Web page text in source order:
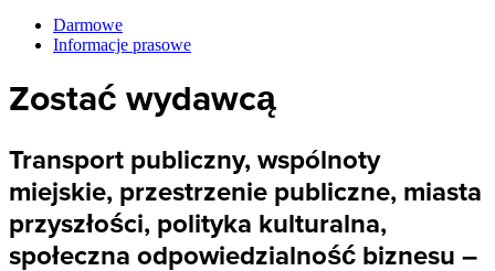
Darmowe
Informacje prasowe
Zostać wydawcą
Transport publiczny, wspólnoty
miejskie, przestrzenie publiczne, miasta
przyszłości, polityka kulturalna,
społeczna odpowiedzialność biznesu –